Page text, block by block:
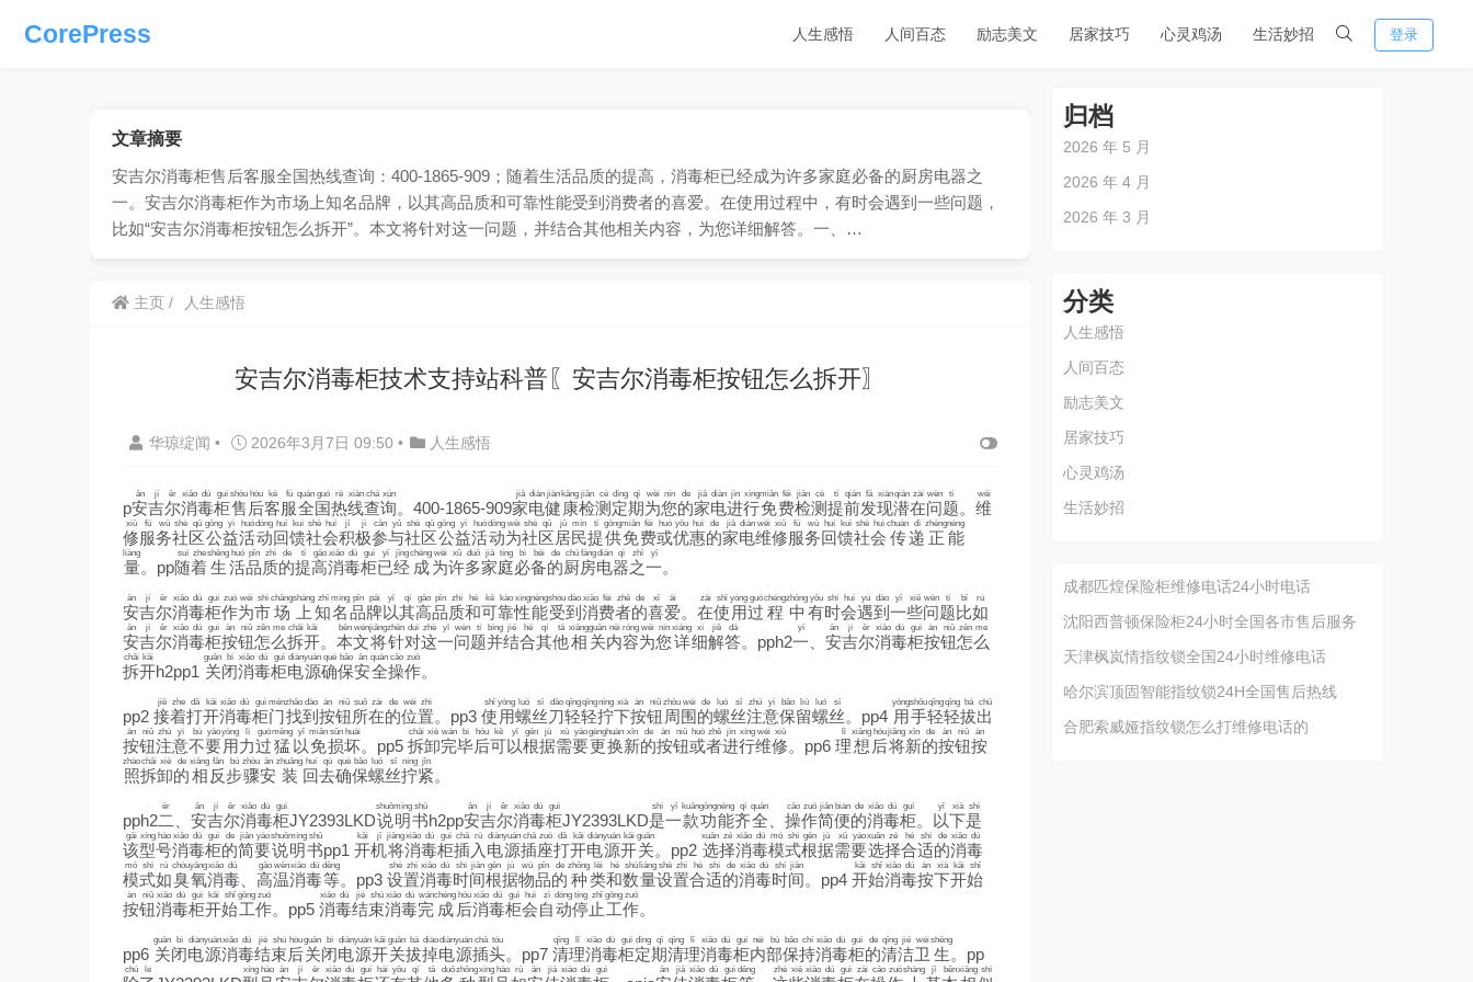
CorePress 人生感悟 人间百态 励志美文 居家技巧 心灵鸡汤 生活妙招 登录
文章摘要
安吉尔消毒柜售后客服全国热线查询：400-1865-909；随着生活品质的提高，消毒柜已经成为许多家庭必备的厨房电器之
一。安吉尔消毒柜作为市场上知名品牌，以其高品质和可靠性能受到消费者的喜爱。在使用过程中，有时会遇到一些问题，
比如“安吉尔消毒柜按钮怎么拆开”。本文将针对这一问题，并结合其他相关内容，为您详细解答。一、…
主页 人生感悟
安吉尔消毒柜技术支持站科普〖安吉尔消毒柜按钮怎么拆开〗
华琼绽闻 • 2026年3月7日 09:50 • 人生感悟
p安
ān
吉
jí
尔
ěr
消
xiāo
毒
dú
柜
guì
售
shòu
后
hòu
客
kè
服
fú
全
quán
国
guó
热
rè
线
xiàn
查
chá
询
xún
。400-1865-909家
jiā
电
diàn
健
jiàn
康
kāng
检
jiǎn
测
cè
定
dìng
期
qī
为
wèi
您
nín
的
de
家
jiā
电
diàn
进
jìn
行
xíng
免
miǎn
费
fèi
检
jiǎn
测
cè
提
tí
前
qián
发
fā
现
xiàn
潜
qián
在
zài
问
wèn
题
tí
。 维
wéi
修
xiū
服
fú
务
wù
社
shè
区
qū
公
gōng
益
yì
活
huó
动
dòng
回
huí
馈
kuì
社
shè
会
huì
积
jī
极
jí
参
cān
与
yǔ
社
shè
区
qū
公
gōng
益
yì
活
huó
动
dòng
为
wèi
社
shè
区
qū
居
jū
民
mín
提
tí
供
gōng
免
miǎn
费
fèi
或
huò
优
yōu
惠
huì
的
de
家
jiā
电
diàn
维
wéi
修
xiū
服
fú
务
wù
回
huí
馈
kuì
社
shè
会
huì
传
chuán
递
dì
正
zhèng
能
néng
量
liàng
。pp随
suí
着
zhe
生
shēng
活
huó
品
pǐn
质
zhì
的
de
提
tí
高
gāo
消
xiāo
毒
dú
柜
guì
已
yǐ
经
jīng
成
chéng
为
wèi
许
xǔ
多
duō
家
jiā
庭
tíng
必
bì
备
bèi
的
de
厨
chú
房
fáng
电
diàn
器
qì
之
zhī
一
yī
。
安
ān
吉
jí
尔
ěr
消
xiāo
毒
dú
柜
guì
作
zuò
为
wèi
市
shì
场
chǎng
上
shàng
知
zhī
名
míng
品
pǐn
牌
pái
以
yǐ
其
qí
高
gāo
品
pǐn
质
zhì
和
hé
可
kě
靠
kào
性
xìng
能
néng
受
shòu
到
dào
消
xiāo
费
fèi
者
zhě
的
de
喜
xǐ
爱
ài
。 在
zài
使
shǐ
用
yòng
过
guò
程
chéng
中
zhōng
有
yǒu
时
shí
会
huì
遇
yù
到
dào
一
yī
些
xiē
问
wèn
题
tí
比
bǐ
如
rú
安
ān
吉
jí
尔
ěr
消
xiāo
毒
dú
柜
guì
按
àn
钮
niǔ
怎
zěn
么
me
拆
chāi
开
kāi
。 本
běn
文
wén
将
jiāng
针
zhēn
对
duì
这
zhè
一
yī
问
wèn
题
tí
并
bìng
结
jié
合
hé
其
qí
他
tā
相
xiāng
关
guān
内
nèi
容
róng
为
wèi
您
nín
详
xiáng
细
xì
解
jiě
答
dá
。pph2一
yī
安
ān
吉
jí
尔
ěr
消
xiāo
毒
dú
柜
guì
按
àn
钮
niǔ
怎
zěn
么
me
拆
chāi
开
kāi
h2pp1 关
guān
闭
bì
消
xiāo
毒
dú
柜
guì
电
diàn
源
yuán
确
què
保
bǎo
安
ān
全
quán
操
cāo
作
zuò
。
pp2 接
jiē
着
zhe
打
dǎ
开
kāi
消
xiāo
毒
dú
柜
guì
门
mén
找
zhǎo
到
dào
按
àn
钮
niǔ
所
suǒ
在
zài
的
de
位
wèi
置
zhì
。pp3 使
shǐ
用
yòng
螺
luó
丝
sī
刀
dāo
轻
qīng
轻
qīng
拧
níng
下
xià
按
àn
钮
niǔ
周
zhōu
围
wéi
的
de
螺
luó
丝
sī
注
zhù
意
yì
保
bǎo
留
liú
螺
luó
丝
sī
。pp4 用
yòng
手
shǒu
轻
qīng
轻
qīng
拔
bá
出
chū
按
àn
钮
niǔ
注
zhù
意
yì
不
bù
要
yào
用
yòng
力
lì
过
guò
猛
měng
以
yǐ
免
miǎn
损
sǔn
坏
huài
。pp5 拆
chāi
卸
xiè
完
wán
毕
bì
后
hòu
可
kě
以
yǐ
根
gēn
据
jù
需
xū
要
yào
更
gèng
换
huàn
新
xīn
的
de
按
àn
钮
niǔ
或
huò
者
zhě
进
jìn
行
xíng
维
wéi
修
xiū
。pp6 理
lǐ
想
xiǎng
后
hòu
将
jiāng
新
xīn
的
de
按
àn
钮
niǔ
按
àn
照
zhào
拆
chāi
卸
xiè
的
de
相
xiāng
反
fǎn
步
bù
骤
zhòu
安
ān
装
zhuāng
回
huí
去
qù
确
què
保
bǎo
螺
luó
丝
sī
拧
níng
紧
jǐn
。
pph2二
èr
安
ān
吉
jí
尔
ěr
消
xiāo
毒
dú
柜
guì
JY2393LKD说
shuō
明
míng
书
shū
h2pp安
ān
吉
jí
尔
ěr
消
xiāo
毒
dú
柜
guì
JY2393LKD是
shì
一
yī
款
kuǎn
功
gōng
能
néng
齐
qí
全
quán
操
cāo
作
zuò
简
jiǎn
便
biàn
的
de
消
xiāo
毒
dú
柜
guì
。 以
yǐ
下
xià
是
shì
该
gāi
型
xíng
号
hào
消
xiāo
毒
dú
柜
guì
的
de
简
jiǎn
要
yào
说
shuō
明
míng
书
shū
pp1 开
kāi
机
jī
将
jiāng
消
xiāo
毒
dú
柜
guì
插
chā
入
rù
电
diàn
源
yuán
插
chā
座
zuò
打
dǎ
开
kāi
电
diàn
源
yuán
开
kāi
关
guān
。pp2 选
xuǎn
择
zé
消
xiāo
毒
dú
模
mó
式
shì
根
gēn
据
jù
需
xū
要
yào
选
xuǎn
择
zé
合
hé
适
shì
的
de
消
xiāo
毒
dú
模
mó
式
shì
如
rú
臭
chòu
氧
yǎng
消
xiāo
毒
dú
高
gāo
温
wēn
消
xiāo
毒
dú
等
děng
。pp3 设
shè
置
zhì
消
xiāo
毒
dú
时
shí
间
jiān
根
gēn
据
jù
物
wù
品
pǐn
的
de
种
zhǒng
类
lèi
和
hé
数
shù
量
liàng
设
shè
置
zhì
合
hé
适
shì
的
de
消
xiāo
毒
dú
时
shí
间
jiān
。pp4 开
kāi
始
shǐ
消
xiāo
毒
dú
按
àn
下
xià
开
kāi
始
shǐ
按
àn
钮
niǔ
消
xiāo
毒
dú
柜
guì
开
kāi
始
shǐ
工
gōng
作
zuò
。pp5 消
xiāo
毒
dú
结
jié
束
shù
消
xiāo
毒
dú
完
wán
成
chéng
后
hòu
消
xiāo
毒
dú
柜
guì
会
huì
自
zì
动
dòng
停
tíng
止
zhǐ
工
gōng
作
zuò
。
pp6 关
guān
闭
bì
电
diàn
源
yuán
消
xiāo
毒
dú
结
jié
束
shù
后
hòu
关
guān
闭
bì
电
diàn
源
yuán
开
kāi
关
guān
拔
bá
掉
diào
电
diàn
源
yuán
插
chā
头
tóu
。pp7 清
qīng
理
lǐ
消
xiāo
毒
dú
柜
guì
定
dìng
期
qī
清
qīng
理
lǐ
消
xiāo
毒
dú
柜
guì
内
nèi
部
bù
保
bǎo
持
chí
消
xiāo
毒
dú
柜
guì
的
de
清
qīng
洁
jié
卫
wèi
生
shēng
。pp
chú le xíng hào ān jí ěr xiāo dú guì hái yǒu qí tā duōzhǒngxíng hào rú ān jiā xiāo dú guì ān jiā xiāo dú guì děng zhè xiē xiāo dú guì zài cāo zuòshàng jī běnxiāng shì
归档
2026 年 5 月
2026 年 4 月
2026 年 3 月
分类
人生感悟
人间百态
励志美文
居家技巧
心灵鸡汤
生活妙招
成都匹煌保险柜维修电话24小时电话
沈阳西普顿保险柜24小时全国各市售后服务
天津枫岚情指纹锁全国24小时维修电话
哈尔滨顶固智能指纹锁24H全国售后热线
合肥索威娅指纹锁怎么打维修电话的